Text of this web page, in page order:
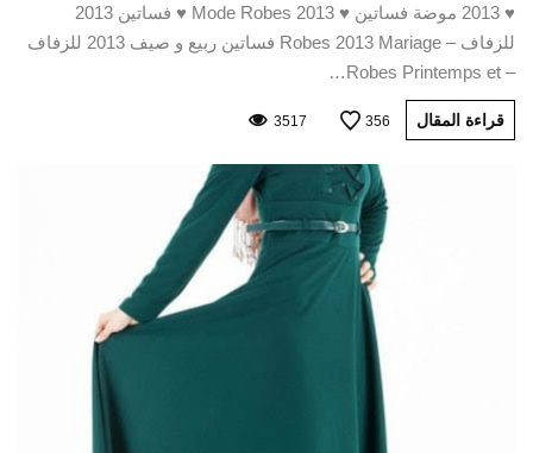
♥ 2013 موضة فساتين ♥ Mode Robes 2013 ♥ فساتين 2013
للزفاف – Robes 2013 Mariage فساتين ربيع و صيف 2013 للزفاف
– Robes Printemps et…
قراءة المقال 356
3517